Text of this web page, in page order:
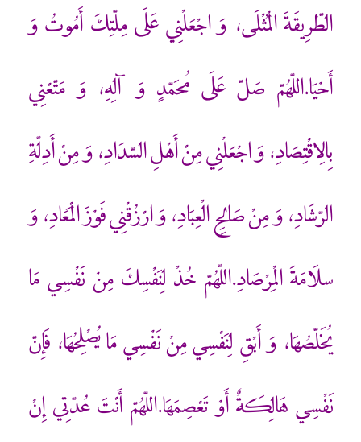
الطّرِيقَةَ الْمُثْلَى، وَ اجْعَلْنِي عَلَى مِلّتِكَ أَمُوتُ وَ
أَحْيَا.اللّهُمّ صَلّ عَلَى مُحَمّدٍ وَ آلِهِ، وَ مَتّعْنِي
بِالِاقْتِصَادِ، وَ اجْعَلْنِي مِنْ أَهْلِ السّدَادِ، وَ مِنْ أَدِلّةِ
الرّشَادِ، وَ مِنْ صَالِحِ الْعِبَادِ، وَ ارْزُقْنِي فَوْزَ الْمَعَادِ، وَ
سلَامَةَ الْمِرْصَادِ.اللّهُمّ خُذْ لِنَفْسِكَ مِنْ نَفْسِي مَا
يُخَلّصُهَا، وَ أَبْقِ لِنَفْسِي مِنْ نَفْسِي مَا يُصْلِحُهَا، فَإِنّ
نَفْسِي هَالِكَةٌ أَوْ تَعْصِمَهَا.اللّهُمّ أَنْتَ عُدّتِي إِنْ